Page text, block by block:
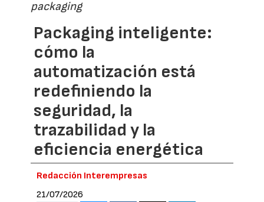
packaging
Packaging inteligente:
cómo la
automatización está
redefiniendo la
seguridad, la
trazabilidad y la
eficiencia energética
Redacción Interempresas
21/07/2026